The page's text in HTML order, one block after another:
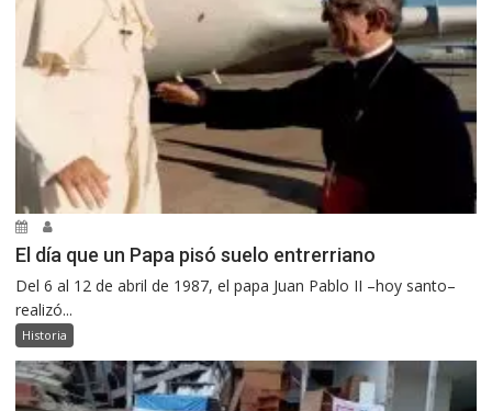
El día que un Papa pisó suelo entrerriano
Del 6 al 12 de abril de 1987, el papa Juan Pablo II –hoy santo–
realizó...
Historia